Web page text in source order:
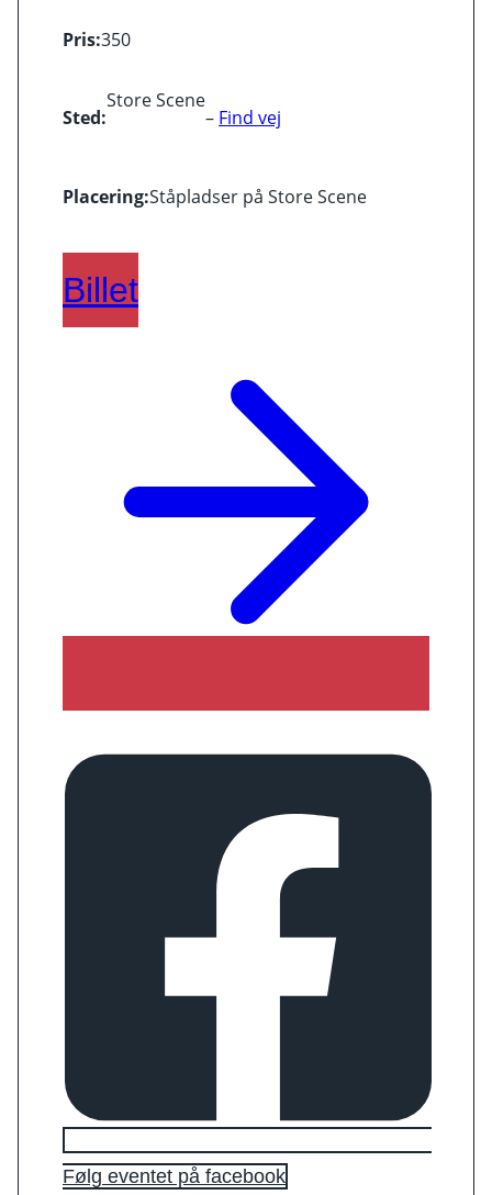
Pris:350
Sted:
Store Scene
– Find vej
Placering:Ståpladser på Store Scene
Billet
Følg eventet på facebook